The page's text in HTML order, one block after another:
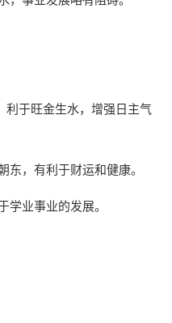
利于旺金生水，增强日主气
，有利于财运和健康。
业事业的发展。